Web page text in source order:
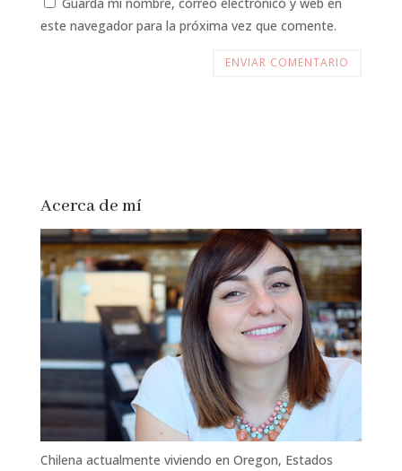
este navegador para la próxima vez que comente.
Acerca de mí
Chilena actualmente viviendo en Oregon, Estados